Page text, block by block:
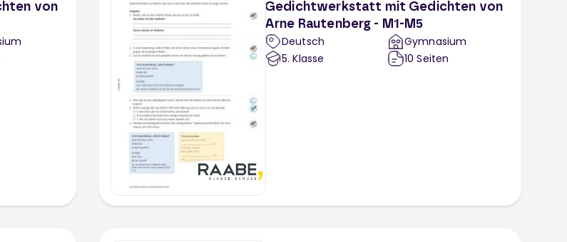
von
Gedichtwerkstatt mit Gedichten von
Arne Rautenberg - M1-M5
Deutsch
5. Klasse
Gymnasium
10 Seiten